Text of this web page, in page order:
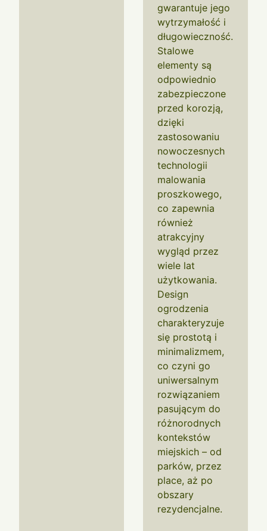
gwarantuje jego
wytrzymałość i
długowieczność.
Stalowe
elementy są
odpowiednio
zabezpieczone
przed korozją,
dzięki
zastosowaniu
nowoczesnych
technologii
malowania
proszkowego,
co zapewnia
również
atrakcyjny
wygląd przez
wiele lat
użytkowania.
Design
ogrodzenia
charakteryzuje
się prostotą i
minimalizmem,
co czyni go
uniwersalnym
rozwiązaniem
pasującym do
różnorodnych
kontekstów
miejskich – od
parków, przez
place, aż po
obszary
rezydencjalne.